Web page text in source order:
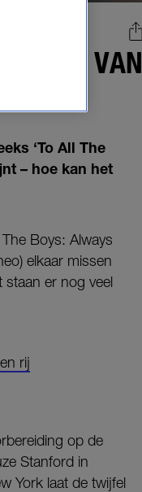
DEEL VAN
‘To All The
– hoe kan het
Boys: Always
elkaar missen
er nog veel
rij
op de
Stanford in
York laat de twijfel